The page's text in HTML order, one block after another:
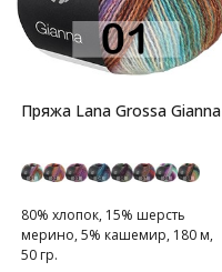
Пряжа Lana Grossa Gianna
80% хлопок, 15% шерсть
мерино, 5% кашемир, 180 м,
50 гр.